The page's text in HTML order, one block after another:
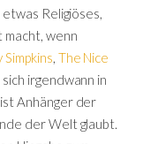
Religiöses,
wenn
Simpkins The Nice
irgendwann in
Anhänger der
der Welt glaubt.